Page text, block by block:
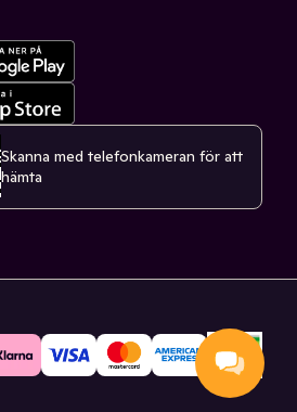
Skanna med telefonkameran för att
hämta